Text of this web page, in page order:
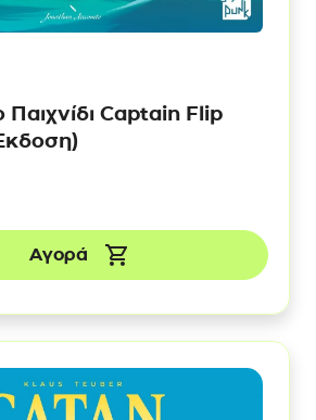
Παιχνίδι Captain Flip
Αγορά